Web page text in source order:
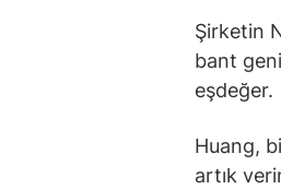
Şirketin
bant
eşdeğer.
Huang,
artık